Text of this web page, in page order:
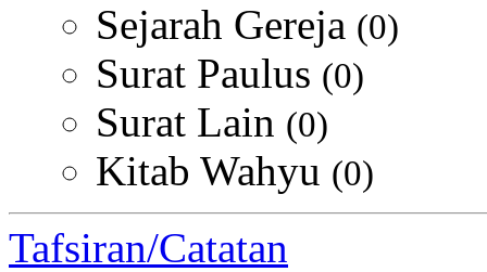
Sejarah Gereja (0)
Surat Paulus (0)
Surat Lain (0)
Kitab Wahyu (0)
Tafsiran/Catatan